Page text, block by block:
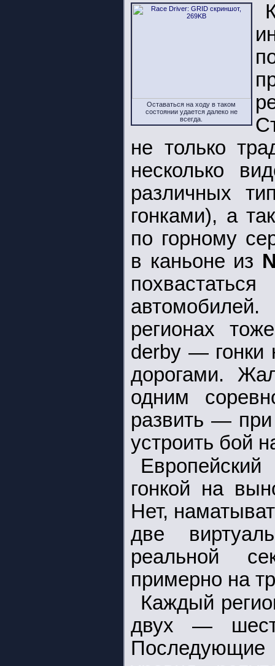
Оставаться на ходу в таком
состоянии удается далеко не
всегда.
не только
несколько
различных
гонками), а
по горному
в каньоне из
регионах
derby — гонки
дорогами.
одним
развить —
устроить бой
гонкой на
Нет,
две
реальной
примерно на
Каждый
двух —